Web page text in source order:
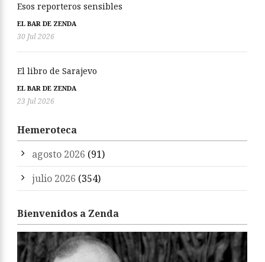
Esos reporteros sensibles
EL BAR DE ZENDA
30 Jul 2026
El libro de Sarajevo
EL BAR DE ZENDA
23 Jul 2026
Hemeroteca
agosto 2026 (91)
julio 2026 (354)
Bienvenidos a Zenda